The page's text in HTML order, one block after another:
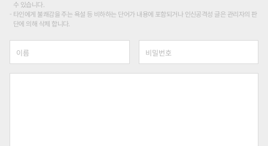
수 있습니다.
타인에게 불쾌감을 주는 욕설 등 비하하는 단어가 내용에 포함되거나 인신공격성 글은 관리자의 판
단에 의해 삭제 합니다.